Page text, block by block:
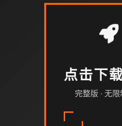
点击下
完整版 · 无